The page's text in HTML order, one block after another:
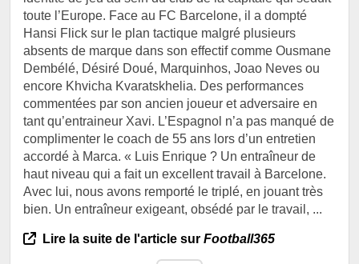
toute l’Europe. Face au FC Barcelone, il a dompté
Hansi Flick sur le plan tactique malgré plusieurs
absents de marque dans son effectif comme Ousmane
Dembélé, Désiré Doué, Marquinhos, Joao Neves ou
encore Khvicha Kvaratskhelia. Des performances
commentées par son ancien joueur et adversaire en
tant qu’entraineur Xavi. L’Espagnol n’a pas manqué de
complimenter le coach de 55 ans lors d’un entretien
accordé à Marca. « Luis Enrique ? Un entraîneur de
haut niveau qui a fait un excellent travail à Barcelone.
Avec lui, nous avons remporté le triplé, en jouant très
bien. Un entraîneur exigeant, obsédé par le travail, ...
Lire la suite de l'article sur Football365